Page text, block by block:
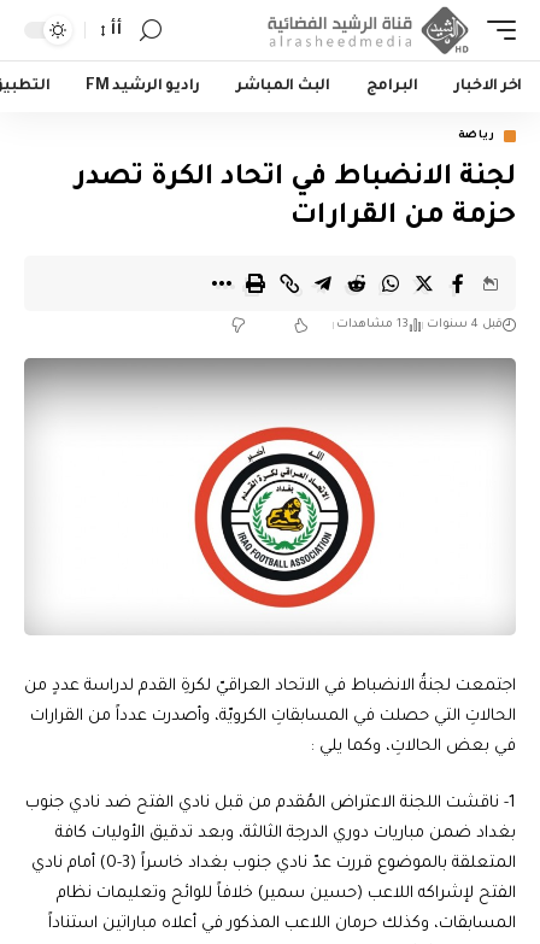
أأ
اخر الاخبار البرامج البث المباشر راديو الرشيد FM
رياضة
لجنة الانضباط في اتحاد الكرة تصدر
حزمة من القرارات
قبل 4 سنوات 13 مشاهدات
اجتمعت لجنةُ الانضباط في الاتحاد العراقيّ لكرةِ القدم لدراسة عددٍ من
الحالاتِ التي حصلت في المسابقاتِ الكرويّة، وأصدرت عدداً من القرارات
في بعض الحالاتِ، وكما يلي :
1- ناقشت اللجنة الاعتراض المُقدم من قبل نادي الفتح ضد نادي جنوب
بغداد ضمن مباريات دوري الدرجة الثالثة، وبعد تدقيق الأوليات كافة
المتعلقة بالموضوع قررت عدّ نادي جنوب بغداد خاسراً (3-0) أمام نادي
الفتح لإشراكه اللاعب (حسين سمير) خلافاً للوائح وتعليمات نظام
المسابقات، وكذلك حرمان اللاعب المذكور في أعلاه مباراتين استناداً